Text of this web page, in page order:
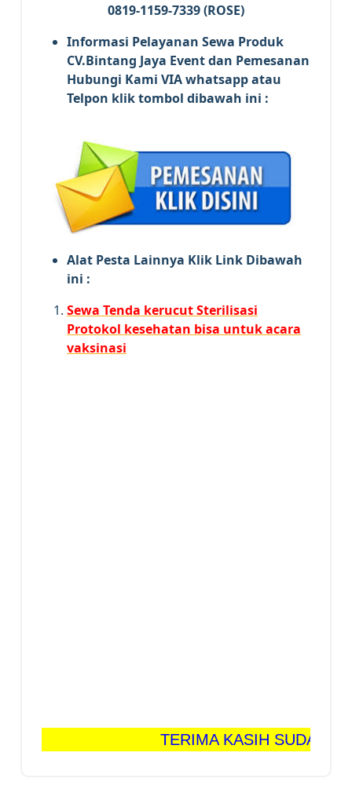
0819-1159-7339 (ROSE)
Informasi Pelayanan Sewa Produk
CV.Bintang Jaya Event dan Pemesanan
Hubungi Kami VIA whatsapp atau
Telpon klik tombol dibawah ini :
Alat Pesta Lainnya Klik Link Dibawah
ini :
Sewa Tenda kerucut Sterilisasi
Protokol kesehatan bisa untuk acara
vaksinasi
TERIMA KASIH SUDAH